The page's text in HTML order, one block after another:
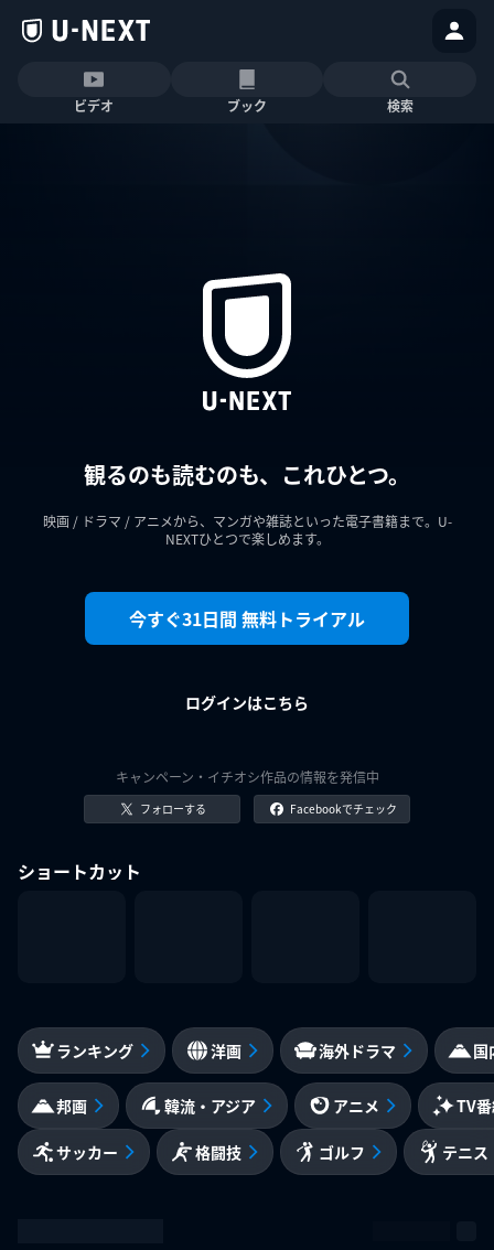
ビデオ ブック 検索
観るのも読むのも、これひとつ。
映画 / ドラマ / アニメから、マンガや雑誌といった電子書籍まで。U-
NEXTひとつで楽しめます。
今すぐ31日間 無料トライアル
ログインはこちら
キャンペーン・イチオシ作品の情報を発信中
フォローする Facebookでチェック
ショートカット
ランキング 洋画 海外ドラマ 国
邦画 韓流・アジア アニメ TV
サッカー 格闘技 ゴルフ テニス